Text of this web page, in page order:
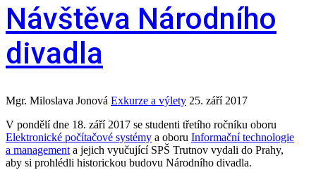
Návštěva Národního
divadla
Mgr. Miloslava Jonová Exkurze a výlety 25. září 2017
V pondělí dne 18. září 2017 se studenti třetího ročníku oboru
Elektronické počítačové systémy a oboru Informační technologie
a management a jejich vyučující SPŠ Trutnov vydali do Prahy,
aby si prohlédli historickou budovu Národního divadla.